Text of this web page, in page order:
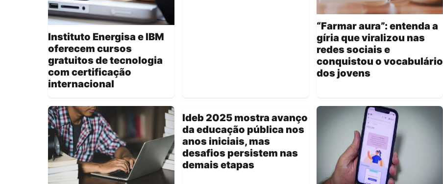
Instituto Energisa e IBM
oferecem cursos
gratuitos de tecnologia
com certificação
internacional
“Farmar aura”: entenda a
gíria que viralizou nas
redes sociais e
conquistou o vocabulário
dos jovens
Ideb 2025 mostra avanço
da educação pública nos
anos iniciais, mas
desafios persistem nas
demais etapas